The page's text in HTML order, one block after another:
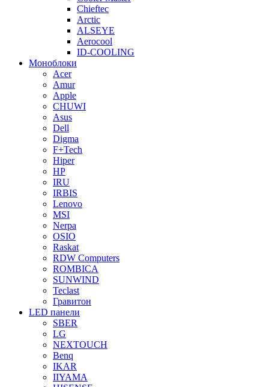
Chieftec
Arctic
ALSEYE
Aerocool
ID-COOLING
Моноблоки
Acer
Amur
Apple
CHUWI
Asus
Dell
Digma
F+Tech
Hiper
HP
IRU
IRBIS
Lenovo
MSI
Nerpa
OSIO
Raskat
RDW Computers
ROMBICA
SUNWIND
Teclast
Гравитон
LED панели
SBER
LG
NEXTOUCH
Benq
IKAR
IIYAMA